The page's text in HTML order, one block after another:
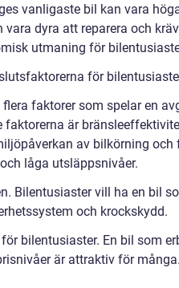
vanligaste bil kan vara
dyra att reparera och
utmaning för
för
faktorer som spelar en
faktorerna är
av bilkörning och
låga utsläppsnivåer.
Bilentusiaster vill ha en bil
och krockskydd.
bilentusiaster. En bil som
är attraktiv för